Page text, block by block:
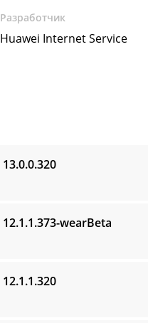
Разработчик
Huawei Internet Service
13.0.0.320
12.1.1.373-wearBeta
12.1.1.320